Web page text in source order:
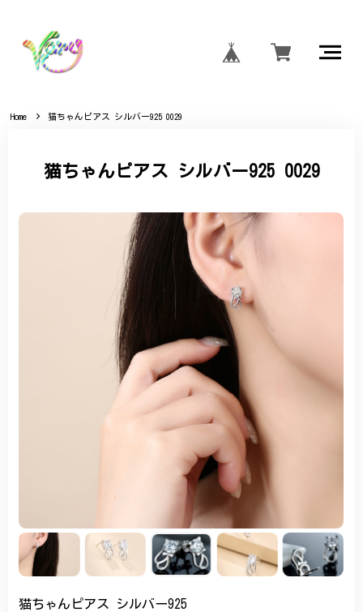
Home 猫ちゃんピアス シルバー925 0029
猫ちゃんピアス シルバー925 0029
猫ちゃんピアス シルバー925